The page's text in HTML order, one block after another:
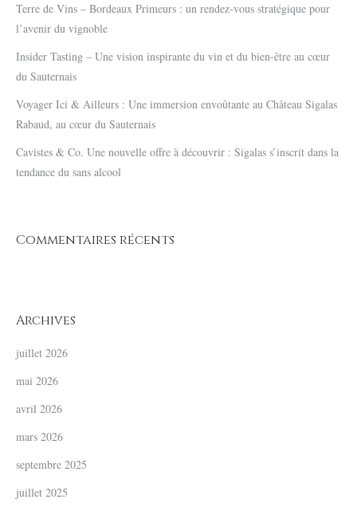
Terre de Vins – Bordeaux Primeurs : un rendez-vous stratégique pour
l’avenir du vignoble
Insider Tasting – Une vision inspirante du vin et du bien-être au cœur
du Sauternais
Voyager Ici & Ailleurs : Une immersion envoûtante au Château Sigalas
Rabaud, au cœur du Sauternais
Cavistes & Co. Une nouvelle offre à découvrir : Sigalas s’inscrit dans la
tendance du sans alcool
Commentaires récents
Archives
juillet 2026
mai 2026
avril 2026
mars 2026
septembre 2025
juillet 2025